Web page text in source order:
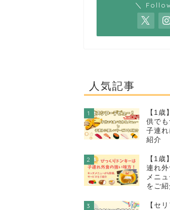
＼
人気記事
1
【1歳
供で
子連
紹介
2
【1歳
連れ
メニ
をご紹
3
【セ